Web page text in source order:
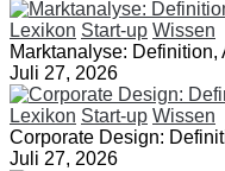
Lexikon Start-up Wissen
Marktanalyse: Definition,
Juli 27, 2026
Lexikon Start-up Wissen
Corporate Design:
Juli 27, 2026